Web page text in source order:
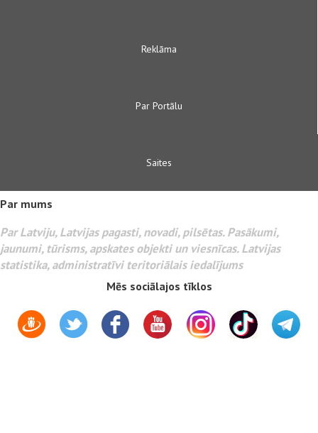
Reklāma
Par Portālu
Saites
Par mums
Par Latviju, Latvijas pagasti, novadi, pilsētas. Pasākumi,
jaunumi, tūrisms, apskates objekti un viesnīcas. Latvijas
statistika, administratīvi teritoriālais iedalījums
Mēs sociālajos tīklos